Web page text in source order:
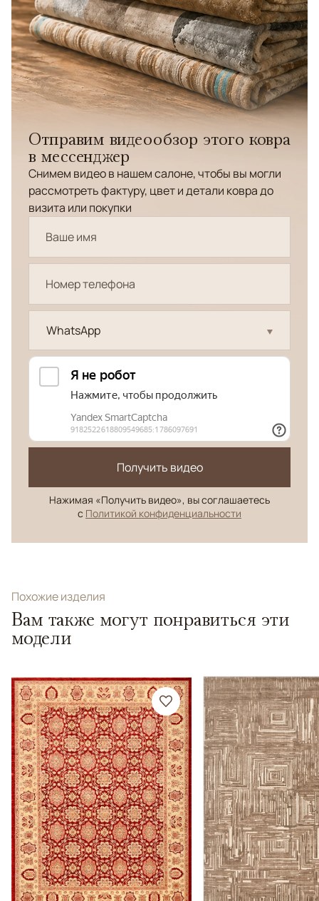
Отправим видеообзор этого ковра
в мессенджер
Снимем видео в нашем салоне, чтобы вы могли
рассмотреть фактуру, цвет и детали ковра до
визита или покупки
WhatsApp
Получить видео
Нажимая «Получить видео», вы соглашаетесь
с Политикой конфиденциальности
Похожие изделия
Вам также могут понравиться эти
модели